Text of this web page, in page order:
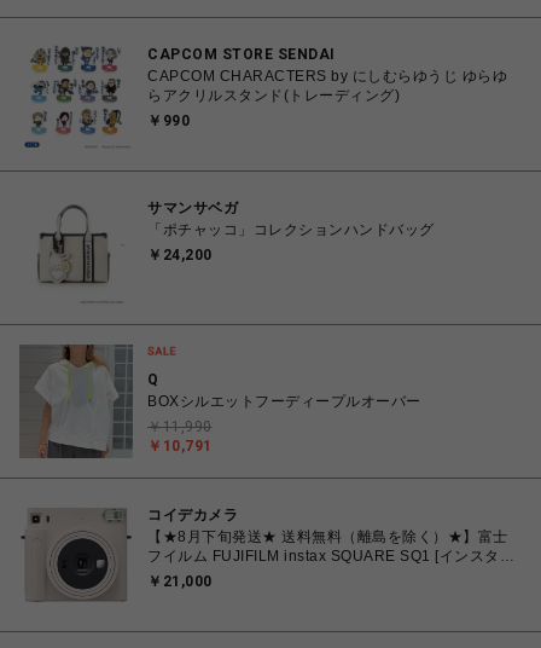
CAPCOM STORE SENDAI
CAPCOM CHARACTERS by にしむらゆうじ ゆらゆ
らアクリルスタンド(トレーディング)
￥990
サマンサベガ
「ポチャッコ」コレクションハンドバッグ
￥24,200
Q
BOXシルエットフーディープルオーバー
￥10,791
￥11,990
コイデカメラ
【★8月下旬発送★ 送料無料（離島を除く）★】富士
フイルム FUJIFILM instax SQUARE SQ1 [インスタン
トカメラ チェキスクエア チョークホワイト
￥21,000